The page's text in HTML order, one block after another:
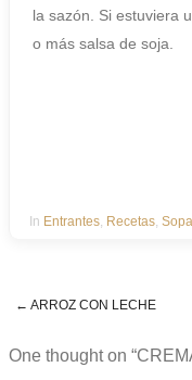
la sazón. Si estuviera
o más salsa de soja.
In Entrantes, Recetas,
← ARROZ CON LECHE
One thought on “